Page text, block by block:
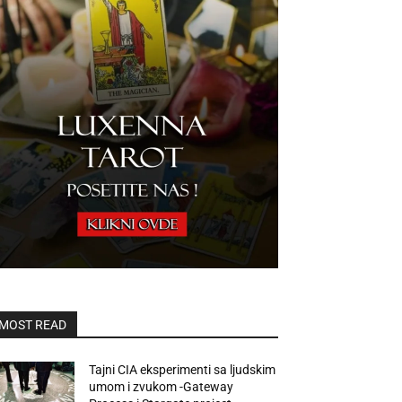
READ
Tajni CIA eksperimenti sa ljudskim
umom i zvukom -Gateway